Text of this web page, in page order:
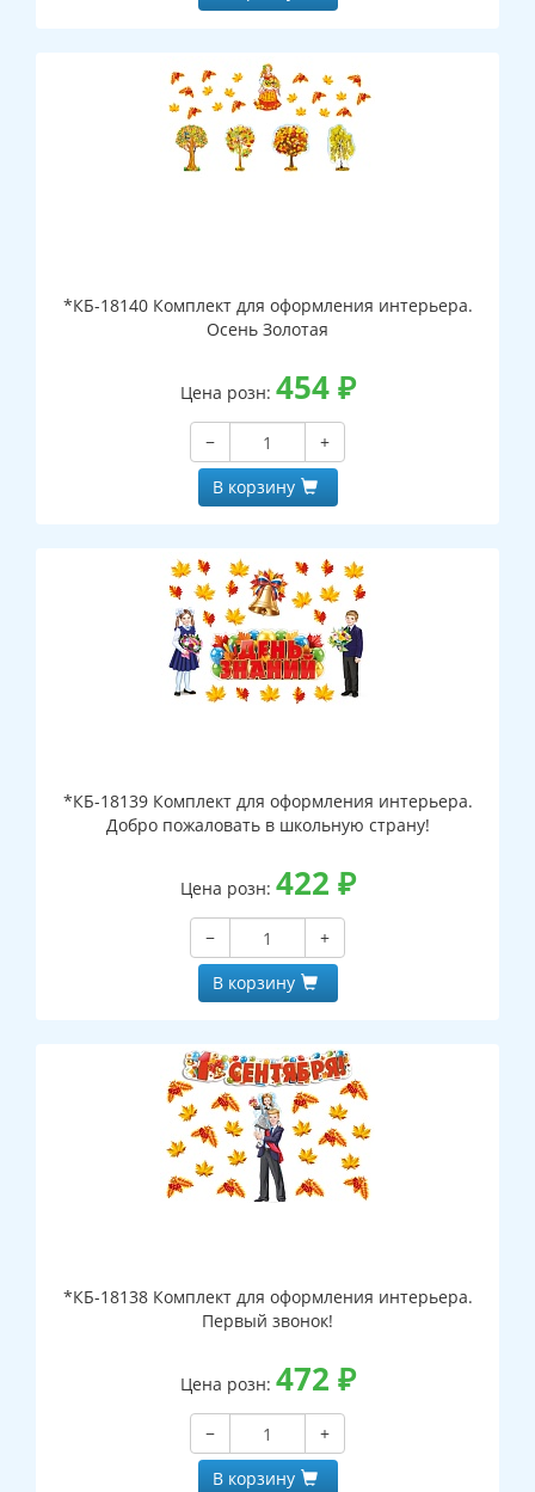
*КБ-18140 Комплект для оформления интерьера.
Осень Золотая
Цена розн: 454₽
−
+
В корзину
*КБ-18139 Комплект для оформления интерьера.
Добро пожаловать в школьную страну!
Цена розн: 422 ₽
−
+
В корзину
*КБ-18138 Комплект для оформления интерьера.
Первый звонок!
Цена розн: 472 ₽
−
+
В корзину